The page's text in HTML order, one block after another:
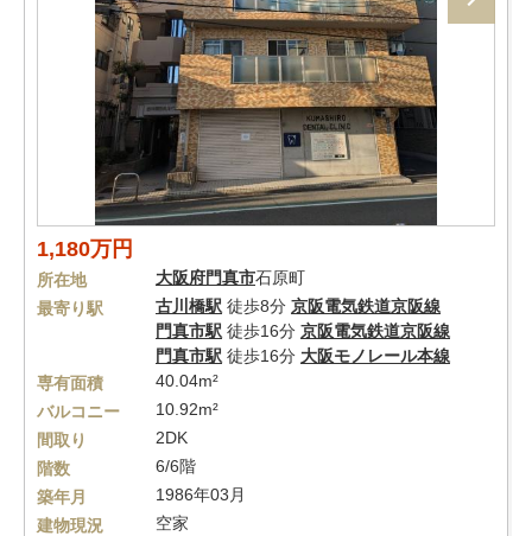
1,180万円
所在地 大阪府門真市石原町
最寄り駅
古川橋駅 徒歩8分 京阪電気鉄道京阪線
門真市駅 徒歩16分 京阪電気鉄道京阪線
門真市駅 徒歩16分 大阪モノレール本線
専有面積
40.04m²
バルコニー
10.92m²
間取り
2DK
階数
6/6階
築年月
1986年03月
建物現況
空家